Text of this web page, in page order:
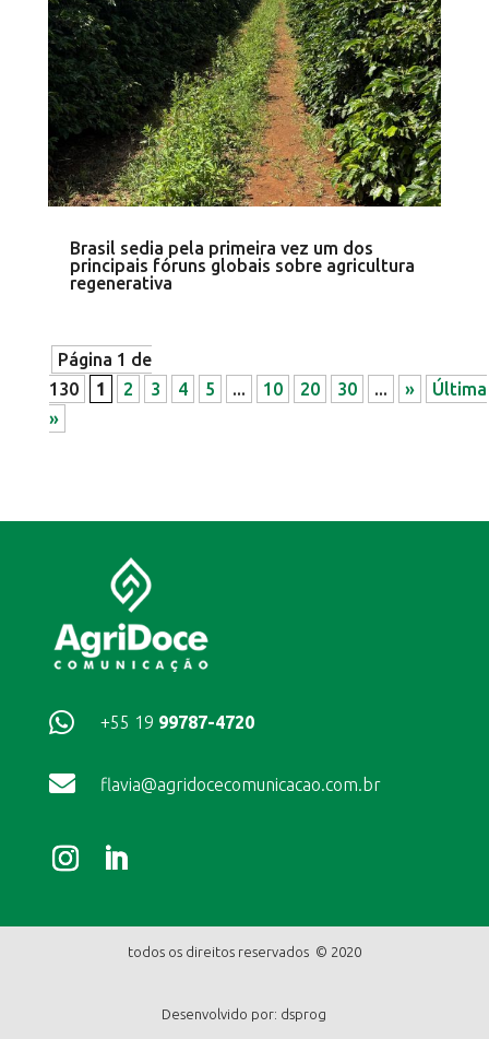
Brasil sedia pela primeira vez um dos
principais fóruns globais sobre agricultura
regenerativa
Página 1 de
130
1 2 3 4 5 ... 10 20 30 ... »
Última
»
 +55 19 99787-4720
 flavia@agridocecomunicacao.com.br
todos os direitos reservados © 2020
Desenvolvido por: dsprog